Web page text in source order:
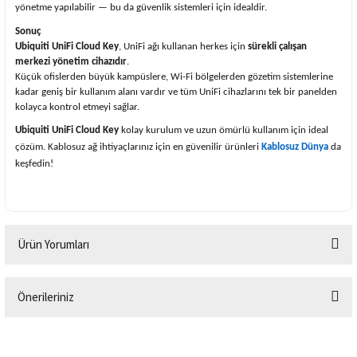
yönetme yapılabilir — bu da güvenlik sistemleri için idealdir.
Sonuç
Ubiquiti UniFi Cloud Key , UniFi ağı kullanan herkes için sürekli çalışan
merkezi yönetim cihazıdır
Küçük ofislerden büyük kampüslere, Wi-Fi bölgelerden gözetim sistemlerine
kadar geniş bir kullanım alanı vardır ve tüm UniFi cihazlarını tek bir panelden
kolayca kontrol etmeyi sağlar.
Ubiquiti UniFi Cloud Key kolay kurulum ve uzun ömürlü kullanım için ideal
çözüm. Kablosuz ağ ihtiyaçlarınız için en güvenilir ürünleri Kablosuz Dünya da
keşfedin!
Ürün Yorumları
Önerileriniz